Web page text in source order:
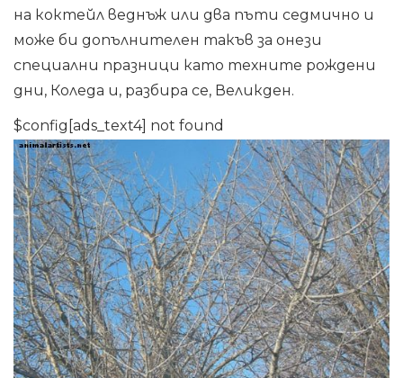
на коктейл веднъж или два пъти седмично и
може би допълнителен такъв за онези
специални празници като техните рождени
дни, Коледа и, разбира се, Великден.
$config[ads_text4] not found